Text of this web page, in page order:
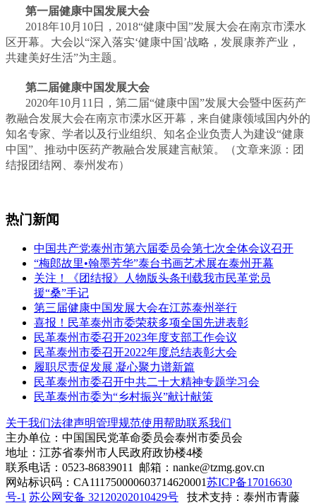
第一届健康中国发展大会
2018年10月10日，2018“健康中国”发展大会在南京市溧水
区开幕。大会以“深入落实‘健康中国’战略，发展康养产业，
共建美好生活”为主题。
第二届健康中国发展大会
2020年10月11日，第二届“健康中国”发展大会暨中医药产
教融合发展大会在南京市溧水区开幕，来自健康领域国内外的
知名专家、学者以及行业组织、知名企业负责人为建设“健康
中国”、推动中医药产教融合发展建言献策。
（文章来源：团
结报团结网、泰州发布）
热门新闻
中国共产党泰州市第六届委员会第七次全体会议召开
“梅郎故里•翰墨芳华”泰台书画艺术展在泰州开幕
关注！《团结报》人物版头条刊载我市民革党员
援“桑”手记
第三届健康中国发展大会在江苏泰州举行
喜报！民革泰州市委荣获多项全国先进表彰
民革泰州市委召开2023年度支部工作会议
民革泰州市委召开2022年度总结表彰大会
履职尽责促发展 凝心聚力谱新篇
民革泰州市委召开中共二十大精神专题学习会
民革泰州市委为“乡村振兴”献计献策
关于我们法律声明管理规范使用帮助联系我们
主办单位：中国国民党革命委员会泰州市委员会
地址：江苏省泰州市人民政府政协楼4楼
联系电话：0523-86839011 邮箱：nanke@tzmg.gov.cn
网站标识码：CA111750000603714620001苏ICP备17016630
号-1 苏公网安备 32120202010429号 技术支持：泰州市青藤